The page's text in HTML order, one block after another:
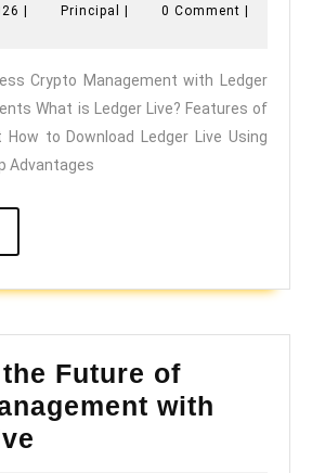
Crypto
with
Ledger
Live
February
| Principal Principal
| 0 Comment |
Crypto Management with Ledger
What is Ledger Live? Features of
How to Download Ledger Live Using
Advantages
MORE
Future of
with